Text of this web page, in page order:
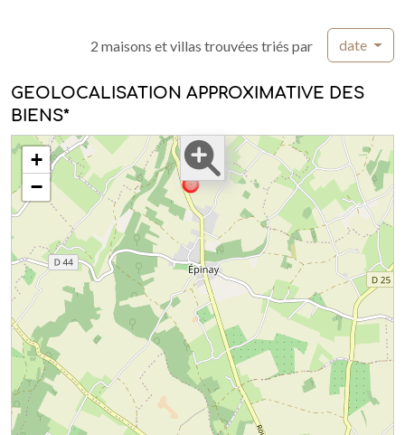
2 maisons et villas trouvées triés par date
GEOLOCALISATION APPROXIMATIVE DES
BIENS*
+
−